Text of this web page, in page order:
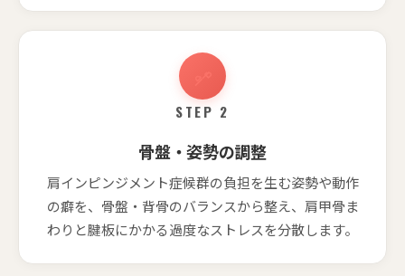
STEP 2
骨盤・姿勢の調整
肩インピンジメント症候群の負担を生む姿勢や動作
の癖を、骨盤・背骨のバランスから整え、肩甲骨ま
わりと腱板にかかる過度なストレスを分散します。